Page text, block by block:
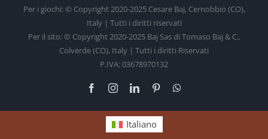
Per i giochi: © Copyright 2020-2025 Cesare Baj, Cernobbio (CO),
Italy | Tutti i diritti riservati
Per il sito: © Copyright 2020-2025 Baj Sas di Tomaso Baj & C.,
Colverde (CO), Italy | Tutti i diritti Riservati
P.IVA: 03678970132
FacebookInstagramLinkedInPinterest
Italiano